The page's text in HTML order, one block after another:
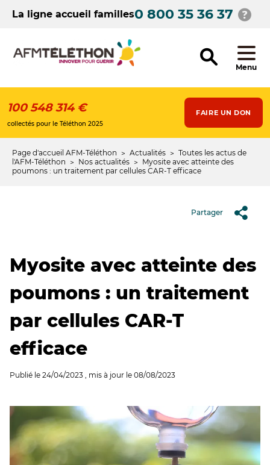
contenuLa ligne accueil familles0 800 35 36 37
Menu
100 548 314 €
collectés pour le Téléthon 2025
FAIRE UN DON
Fil
d'Ariane
Page d'accueil AFM-Téléthon Actualités
Toutes les actus de
l'AFM-Téléthon
Nos actualités
Myosite avec atteinte des
poumons : un traitement par cellules CAR-T efficace
Partager
Myosite avec atteinte des
poumons : un traitement
par cellules CAR-T
efficace
Publié le 24/04/2023 , mis à jour le 08/08/2023